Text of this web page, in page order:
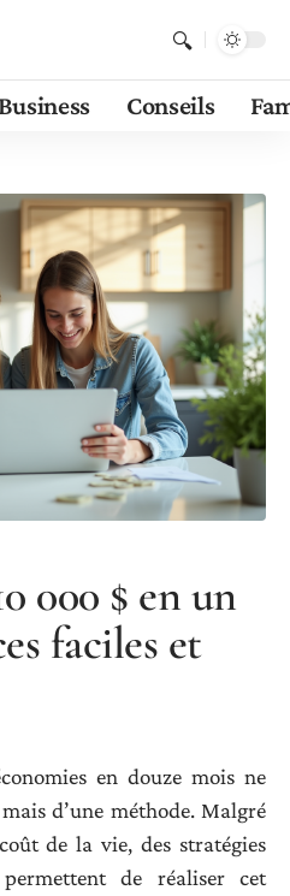
Conseils
000 $ en un
faciles et
en douze mois ne
d’une méthode. Malgré
de la vie, des stratégies
de réaliser cet